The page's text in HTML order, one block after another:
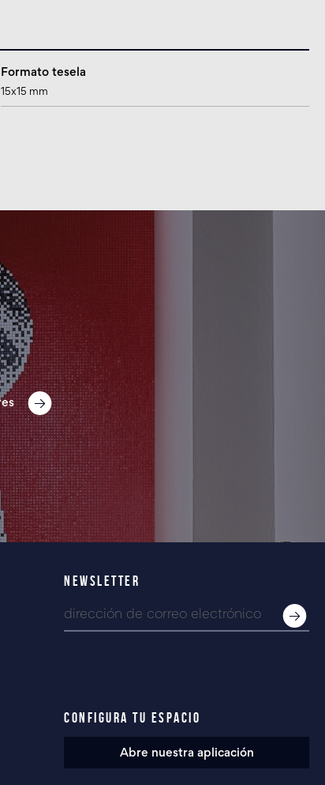
Formato tesela
15x15 mm
NEWSLETTER
CONFIGURA TU ESPACIO
Abre nuestra aplicación